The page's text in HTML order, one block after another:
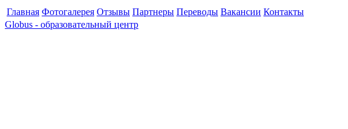
Главная Фотогалерея Отзывы Партнеры Переводы Вакансии Контакты
Globus - образовательный центр